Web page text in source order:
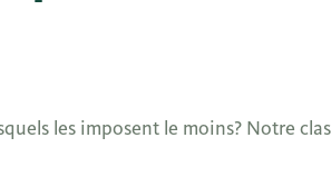
les imposent le moins? Notre